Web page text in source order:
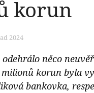
korun
2024
něco
korun byla
bankovka,